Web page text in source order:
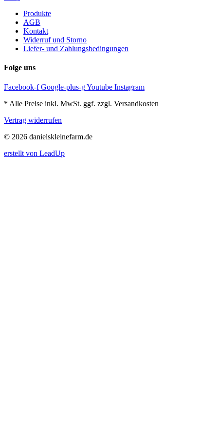
Produkte
AGB
Kontakt
Widerruf und Storno
Liefer- und Zahlungsbedingungen
Folge uns
Facebook-f Google-plus-gYoutube Instagram
* Alle Preise inkl. MwSt. ggf. zzgl. Versandkosten
Vertrag widerrufen
© 2026 danielskleinefarm.de
erstellt von LeadUp